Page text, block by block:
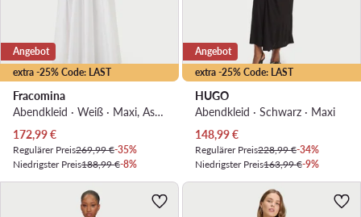
extra -25% Code: LAST
Angebot
Fracomina
Abendkleid · Weiß · Maxi, Asymmetrisch
Aktueller Preis
172,99€
Regulärer Preis269,99 €-35%
Niedrigster Preis188,99 €-8%
extra -25% Code: LAST
Angebot
HUGO
Abendkleid · Schwarz · Maxi
Aktueller Preis
148,99€
Regulärer Preis228,99 €-34%
Niedrigster Preis163,99 €-9%